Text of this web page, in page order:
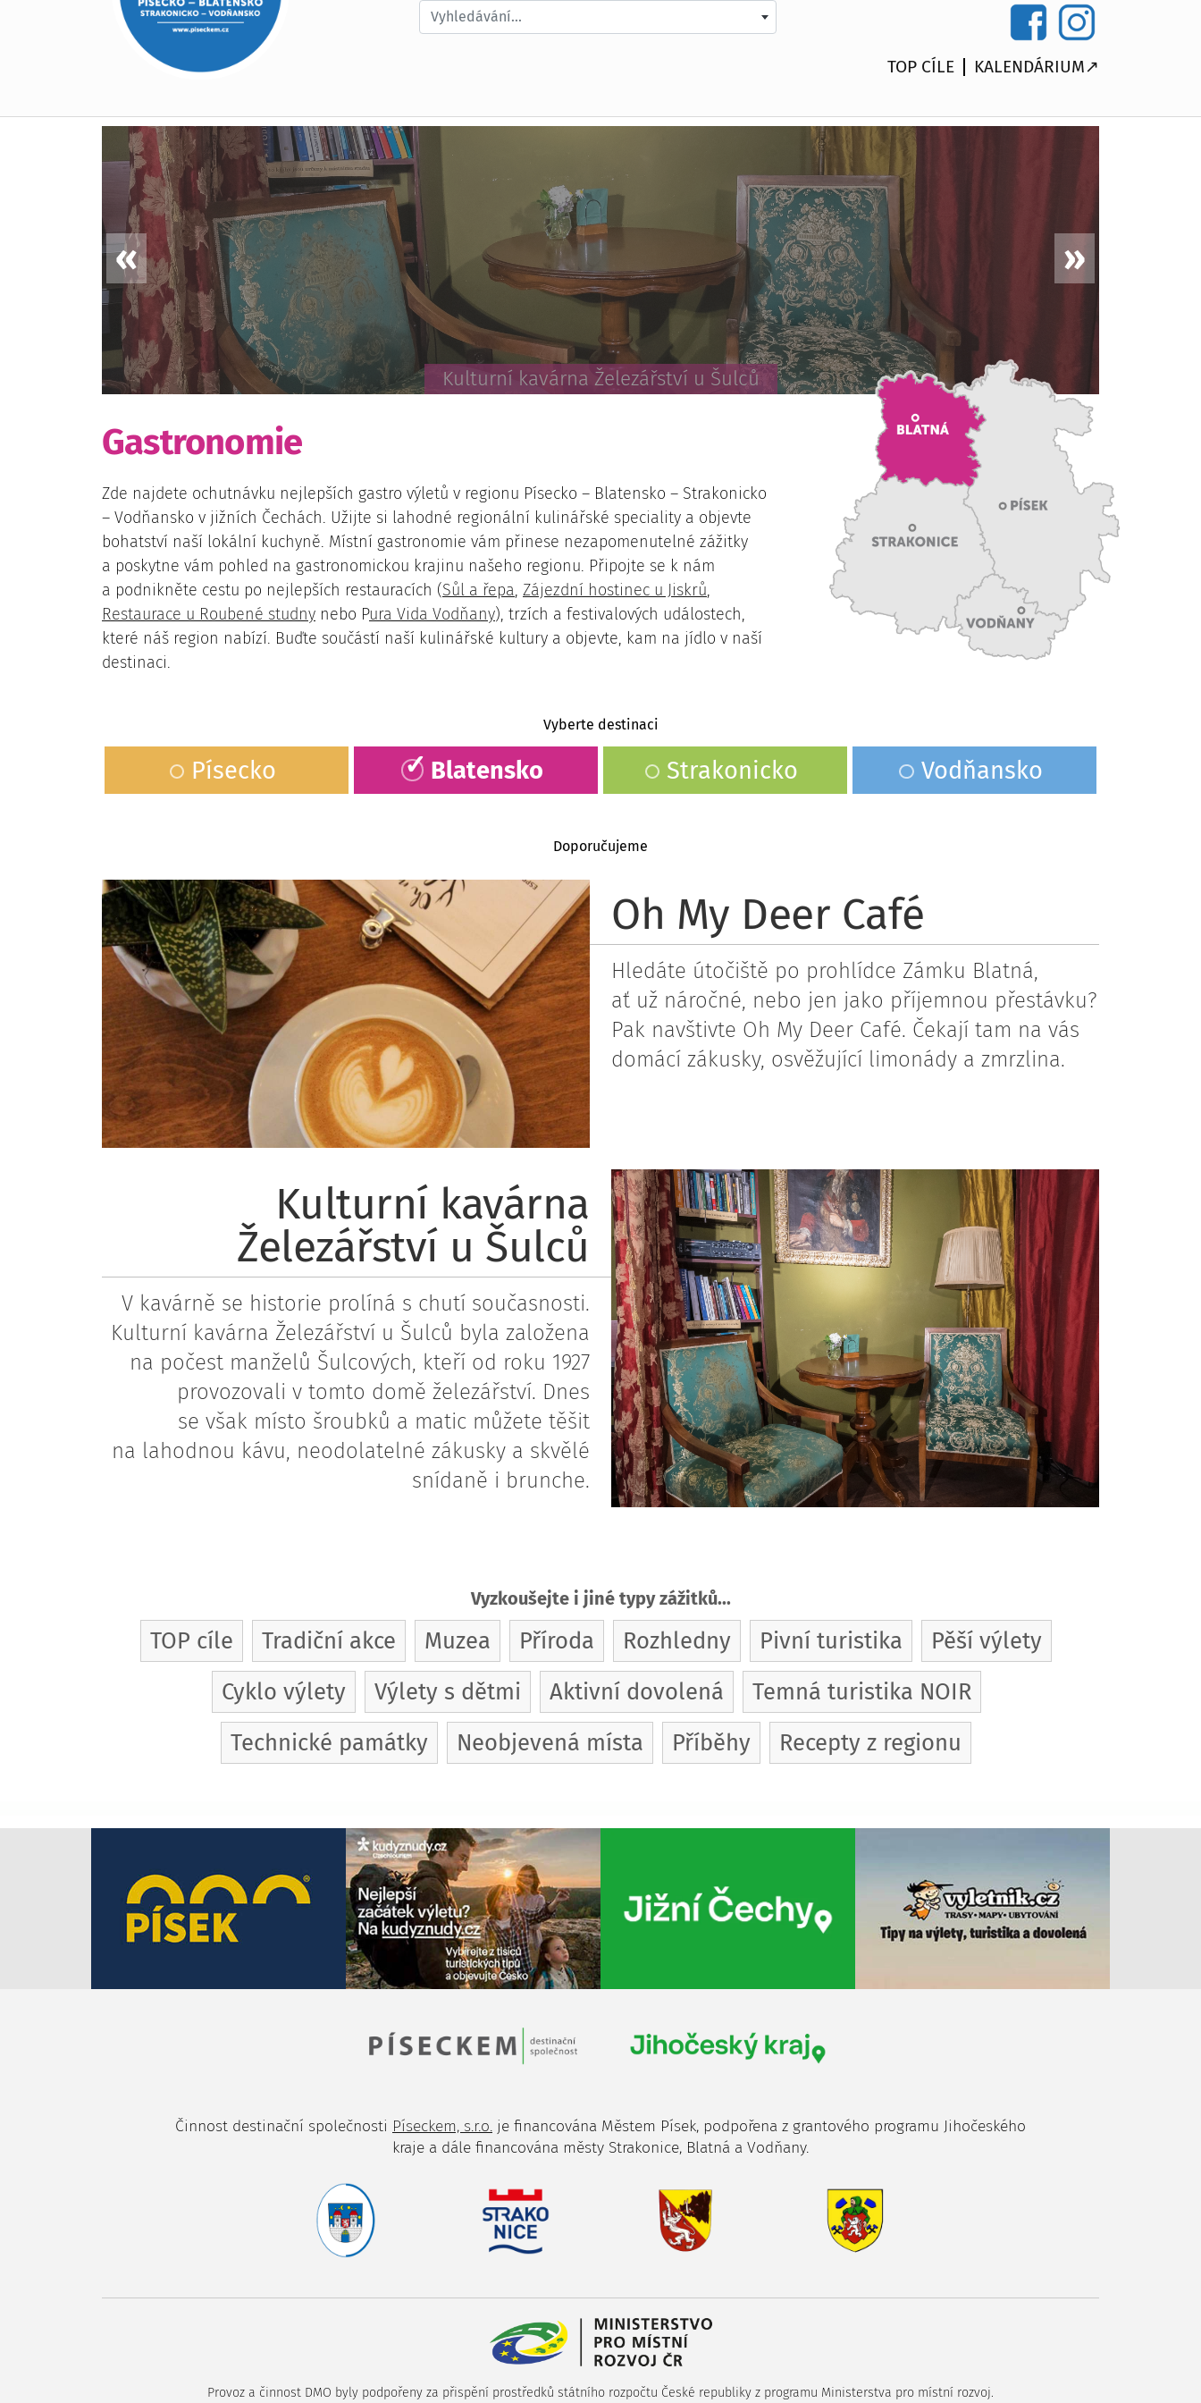
Vyhledávání...
TOP CÍLE KALENDÁRIUM↗
Oh My Deer Café: Mlsání přímo na nádvoří Zámku Blatná
Kulturní kavárna Železářství u Šulců
Gastronomie
Zde najdete ochutnávku nejlepších gastro výletů v regionu Písecko – Blatensko – Strakonicko
– Vodňansko v jižních Čechách. Užijte si lahodné regionální kulinářské speciality a objevte
bohatství naší lokální kuchyně. Místní gastronomie vám přinese nezapomenutelné zážitky
a poskytne vám pohled na gastronomickou krajinu našeho regionu. Připojte se k nám
a podnikněte cestu po nejlepších restauracích (Sůl a řepa, Zájezdní hostinec u Jiskrů,
Restaurace u Roubené studny nebo Pura Vida Vodňany), trzích a festivalových událostech,
které náš region nabízí. Buďte součástí naší kulinářské kultury a objevte, kam na jídlo v naší
destinaci.
Vyberte destinaci
Písecko Blatensko Strakonicko Vodňansko
Doporučujeme
Oh My Deer Café
Hledáte útočiště po prohlídce Zámku Blatná,
ať už náročné, nebo jen jako příjemnou přestávku?
Pak navštivte Oh My Deer Café. Čekají tam na vás
domácí zákusky, osvěžující limonády a zmrzlina.
Kulturní kavárna
Železářství u Šulců
V kavárně se historie prolíná s chutí současnosti.
Kulturní kavárna Železářství u Šulců byla založena
na počest manželů Šulcových, kteří od roku 1927
provozovali v tomto domě železářství. Dnes
se však místo šroubků a matic můžete těšit
na lahodnou kávu, neodolatelné zákusky a skvělé
snídaně i brunche.
Vyzkoušejte i jiné typy zážitků...
TOP cíle Tradiční akce Muzea Příroda Rozhledny Pivní turistika
Pěší výlety
Cyklo výlety
Výlety s dětmi Aktivní dovolená
Temná turistika NOIR
Technické památky
Neobjevená místa Příběhy Recepty z regionu
Činnost destinační společnosti Píseckem, s.r.o. je financována Městem Písek, podpořena z grantového programu Jihočeského
kraje a dále financována městy Strakonice, Blatná a Vodňany.
Provoz a činnost DMO byly podpořeny za přispění prostředků státního rozpočtu České republiky z programu Ministerstva pro místní rozvoj.